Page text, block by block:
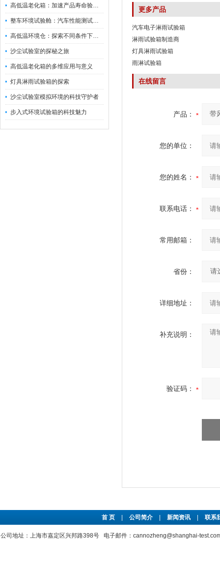
高低温老化箱：加速产品寿命验证的可靠伙伴
整车环境试验舱：汽车性能测试的设备
高低温环境仓：探索不同条件下的科学奥秘
沙尘试验室的探秘之旅
高低温老化箱的多维应用与意义
灯具淋雨试验箱的探索
沙尘试验室模拟环境的科技守护者
步入式环境试验箱的科技魅力
更多产品
汽车电子淋雨试验箱
淋雨试验箱制造商
灯具淋雨试验箱
雨淋试验箱
在线留言
产品：
您的单位：
您的姓名：
联系电话：
常用邮箱：
省份：
详细地址：
补充说明：
验证码：
首 页 公司简介 新闻资讯 联系
公司地址：上海市嘉定区兴邦路398号 电子邮件：cannozheng@shanghai-